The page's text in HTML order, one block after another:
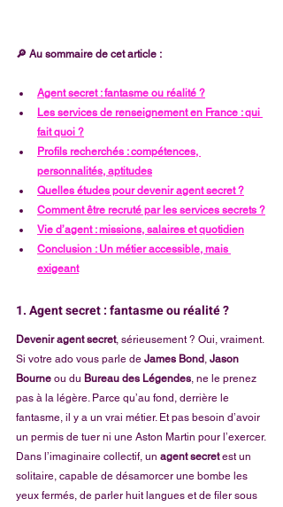
🔎 Au sommaire de cet article :
Agent secret : fantasme ou réalité ?
Les services de renseignement en France : qui
fait quoi ?
Profils recherchés : compétences,
personnalités, aptitudes
Quelles études pour devenir agent secret ?
Comment être recruté par les services secrets ?
Vie d’agent : missions, salaires et quotidien
Conclusion : Un métier accessible, mais
exigeant
1. Agent secret : fantasme ou réalité ?
Devenir agent secret, sérieusement ? Oui, vraiment.
Si votre ado vous parle de James Bond Jason
Bourne ou du Bureau des Légendes , ne le prenez
pas à la légère. Parce qu’au fond, derrière le
fantasme, il y a un vrai métier. Et pas besoin d’avoir
un permis de tuer ni une Aston Martin pour l’exercer.
Dans l’imaginaire collectif, un agent secret est un
solitaire, capable de désamorcer une bombe les
yeux fermés, de parler huit langues et de filer sous